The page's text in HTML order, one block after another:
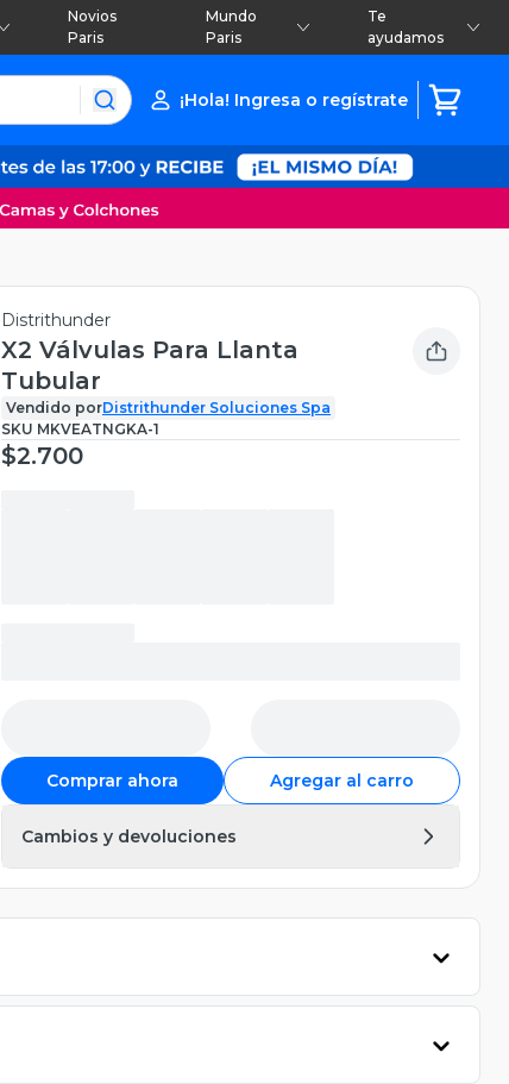
Novios
Paris
Mundo
Paris
Te
ayudamos
¡Hola! Ingresa o regístrate
Distrithunder
X2 Válvulas Para Llanta
Tubular
Vendido porDistrithunder Soluciones Spa
SKU MKVEATNGKA-1
$2.700
Comprar ahora Agregar al carro
Cambios y devoluciones